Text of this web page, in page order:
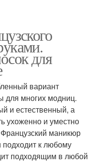
для
вариант
для многих модниц.
и естественный, а
ухоженно и уместно
маникюр
подходит к любому
подходящим в любой